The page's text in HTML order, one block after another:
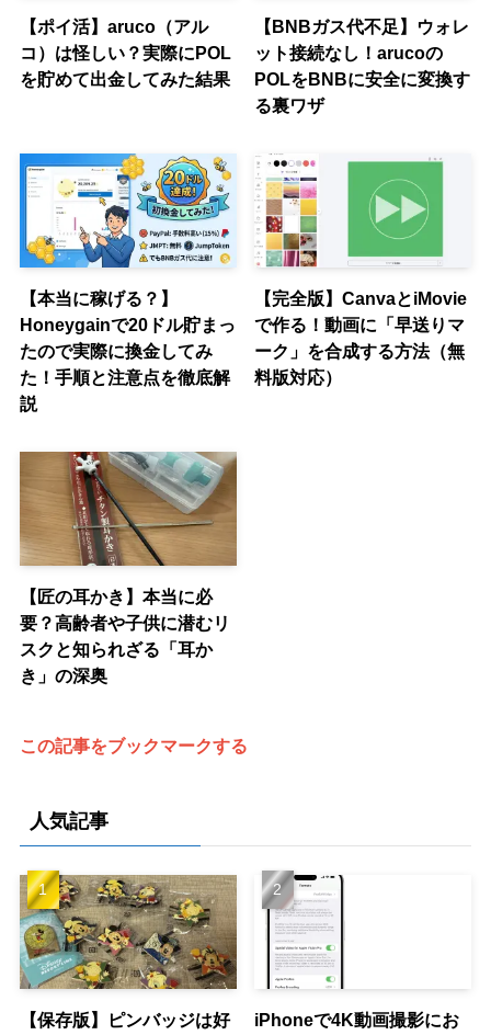
【ポイ活】aruco（アル
コ）は怪しい？実際にPOL
を貯めて出金してみた結果
【BNBガス代不足】ウォレ
ット接続なし！arucoの
POLをBNBに安全に変換す
る裏ワザ
【本当に稼げる？】
Honeygainで20ドル貯まっ
たので実際に換金してみ
た！手順と注意点を徹底解
説
【完全版】CanvaとiMovie
で作る！動画に「早送りマ
ーク」を合成する方法（無
料版対応）
【匠の耳かき】本当に必
要？高齢者や子供に潜むリ
スクと知られざる「耳か
き」の深奥
この記事をブックマークする
人気記事
【保存版】ピンバッジは好
iPhoneで4K動画撮影にお